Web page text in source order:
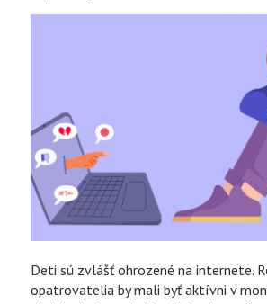
Deti sú zvlášť ohrozené na internete.
opatrovatelia by mali byť aktívni v